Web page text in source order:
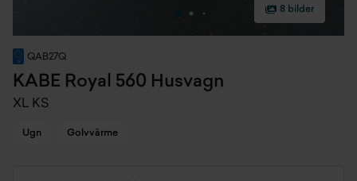
8 bilder
QAB27Q
KABE Royal 560 Husvagn
XL KS
Ugn Golvvärme